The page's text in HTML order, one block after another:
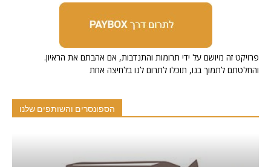
.פרויקט זה מיושם על ידי תרומות והתנדבות, אם אהבתם את הראיון
והחלטתם לתמוך בנו, תוכלו לתרום לנו בלחיצה אחת
הספונסרים והשותפים שלנו